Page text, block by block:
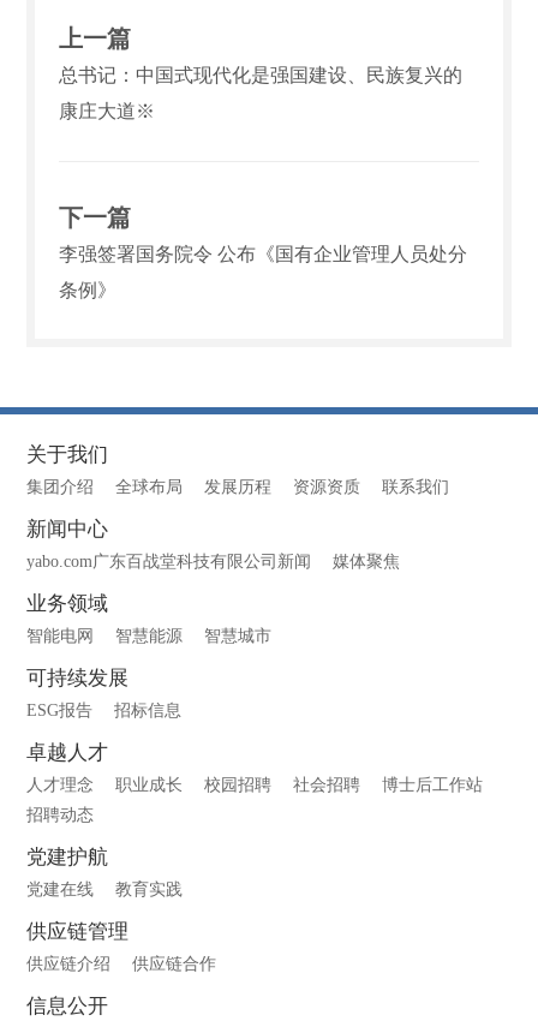
上一篇
总书记：中国式现代化是强国建设、民族复兴的
康庄大道※
下一篇
李强签署国务院令 公布《国有企业管理人员处分
条例》
关于我们
集团介绍 全球布局 发展历程 资源资质 联系我们
新闻中心
yabo.com广东百战堂科技有限公司新闻 媒体聚焦
业务领域
智能电网 智慧能源 智慧城市
可持续发展
ESG报告 招标信息
卓越人才
人才理念 职业成长 校园招聘 社会招聘
博士后工作站
招聘动态
党建护航
党建在线 教育实践
供应链管理
供应链介绍 供应链合作
信息公开